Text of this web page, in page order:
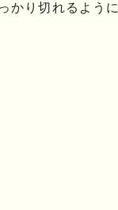
かり切れるよう